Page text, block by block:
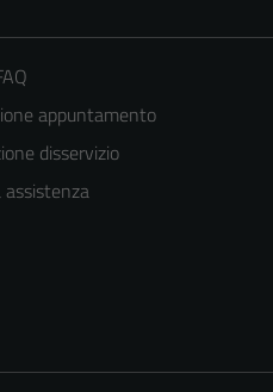
appuntamento
disservizio